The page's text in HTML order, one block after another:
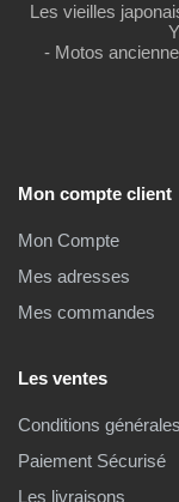
Les vieilles
- Motos
Mon compte client
Mon Compte
Mes adresses
Mes commandes
Les ventes
Conditions
Paiement Sécurisé
Les livraisons